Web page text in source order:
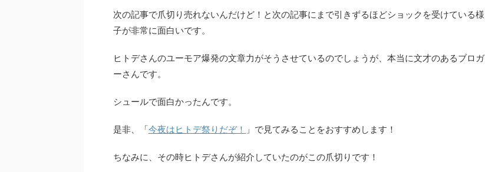
次の記事で爪切り売れないんだけど！と次の記事にまで引きずるほどショックを受けている様
子が非常に面白いです。
ヒトデさんのユーモア爆発の文章力がそうさせているのでしょうが、本当に文才のあるブロガ
ーさんです。
シュールで面白かったんです。
是非、「今夜はヒトデ祭りだぞ！ 」で見てみることをおすすめします！
ちなみに、その時ヒトデさんが紹介していたのがこの爪切りです！